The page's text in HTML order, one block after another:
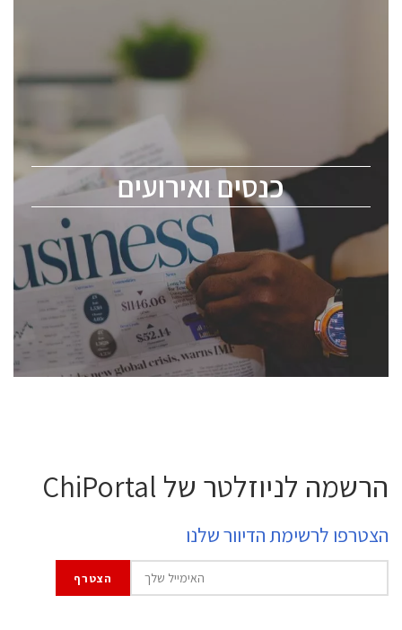
כנסים ואירועים
כנסים ואירועים
לכל העוסקים בתעשיית הסמיקונדקטור כולל מהנדסים,
ChipEx2026 will be held on May 12-13, 2026. The
conference is intended for everyone involved in the
semiconductor industry, including engineers,
professional experts, and senior executives.
לחץ לפרטים
הרשמה לניוזלטר של ChiPortal
הצטרפו לרשימת הדיוור שלנו